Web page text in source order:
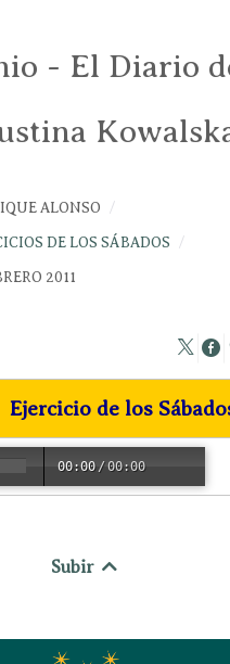
- El Diario
ALONSO
DE LOS SÁBADOS
2011
Ejercicio de los
00:00 /00:00
Subir